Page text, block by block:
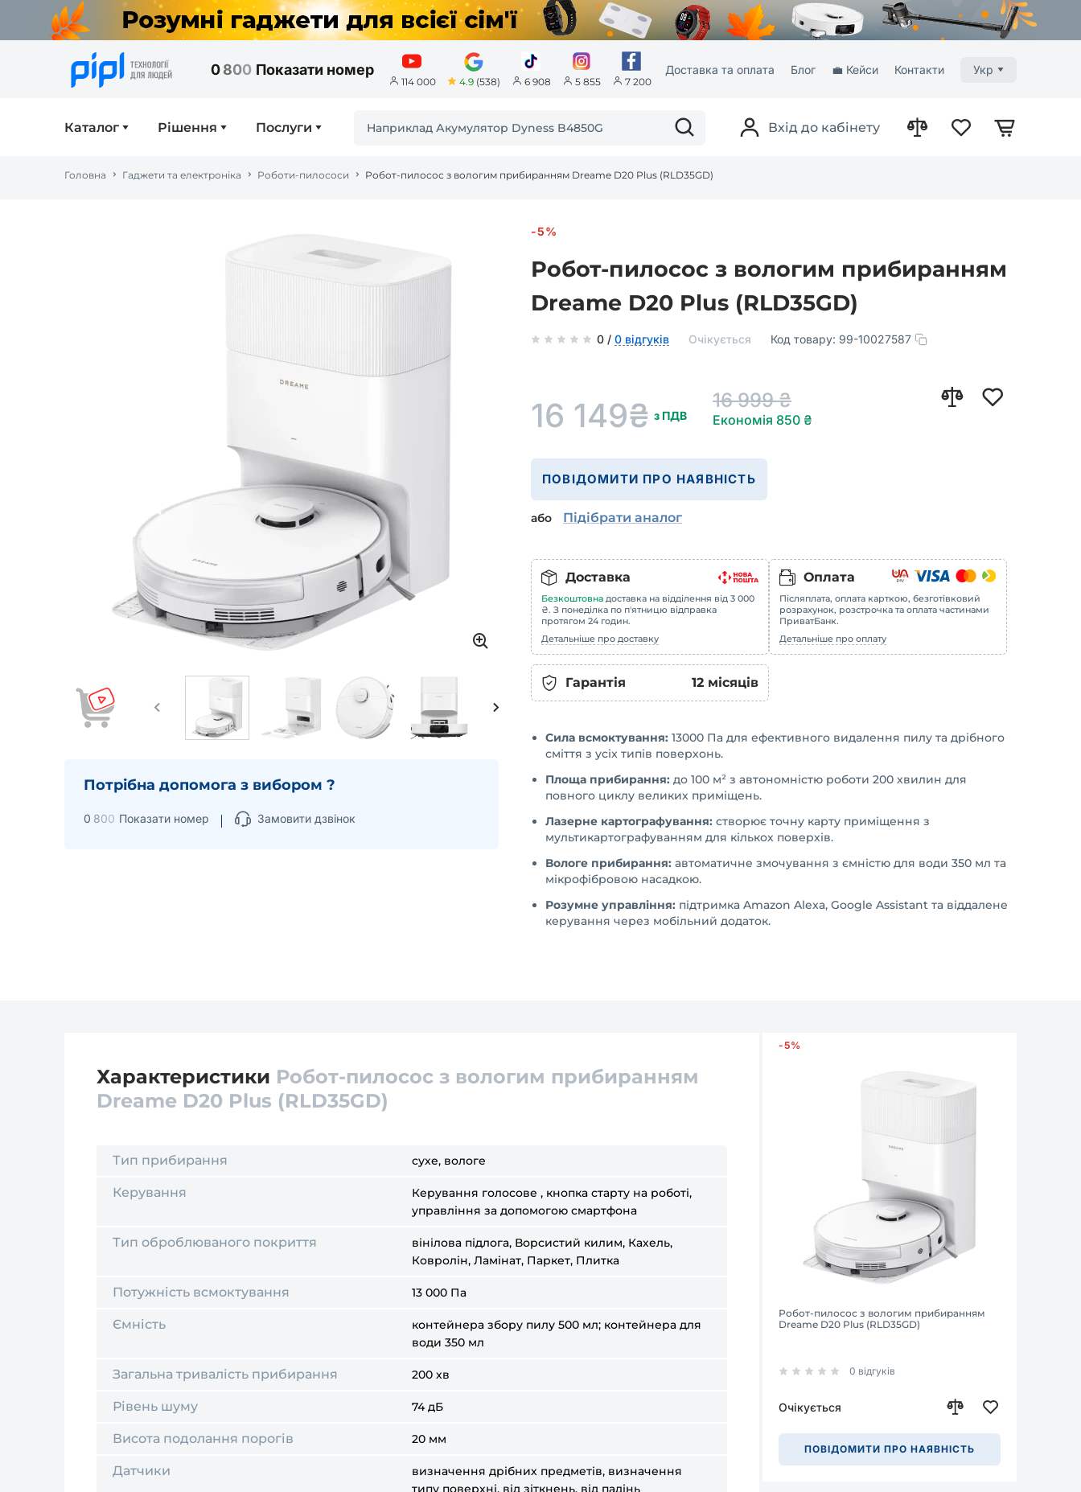
0800 Показати номер
114 000 4.9(538) 6 908 5 855 7 200
Доставка та оплата Блог 💼 Кейси Контакти Укр
Каталог Рішення Послуги Вхід до кабінету
Головна Гаджети та електроніка Роботи-пилососи Робот-пилосос з вологим прибиранням Dreame D20 Plus (RLD35GD)
Потрібна допомога з вибором ?
0 800 Показати номер Замовити дзвінок
-5%
Робот-пилосос з вологим прибиранням
Dreame D20 Plus (RLD35GD)
0 / 0 відгуків Очікується Код товару: 99-10027587
16 999₴
Економія 850 ₴
16 149₴ з ПДВ
ПОВІДОМИТИ ПРО НАЯВНІСТЬ
або Підібрати аналог
Доставка
Безкоштовна доставка на відділення від 3 000
₴. З понеділка по п'ятницю відправка
протягом 24 годин.
Детальніше про доставку
Оплата
Післяплата, оплата карткою, безготівковий
розрахунок, розстрочка та оплата частинами
ПриватБанк.
Детальніше про оплату
Гарантія 12 місяців
Сила всмоктування: 13000 Па для ефективного видалення пилу та дрібного
сміття з усіх типів поверхонь.
Площа прибирання: до 100 м² з автономністю роботи 200 хвилин для
повного циклу великих приміщень.
Лазерне картографування: створює точну карту приміщення з
мультикартографуванням для кількох поверхів.
Вологе прибирання: автоматичне змочування з ємністю для води 350 мл та
мікрофібровою насадкою.
Розумне управління: підтримка Amazon Alexa, Google Assistant та віддалене
керування через мобільний додаток.
Характеристики Робот-пилосос з вологим прибиранням
Dreame D20 Plus (RLD35GD)
Тип прибирання сухе, вологе
Керування
Керування голосове , кнопка старту на роботі,
управління за допомогою смартфона
Тип оброблюваного покриття
вінілова підлога, Ворсистий килим, Кахель,
Ковролін, Ламінат, Паркет, Плитка
Потужність всмоктування 13 000 Па
Ємність
контейнера збору пилу 500 мл; контейнера для
води 350 мл
Загальна тривалість прибирання 200 хв
Рівень шуму 74 дБ
Висота подолання порогів 20 мм
Датчики
визначення дрібних предметів, визначення
типу поверхні, від зіткнень, від падінь
-5%
Робот-пилосос з вологим прибиранням
Dreame D20 Plus (RLD35GD)
0 відгуків
Очікується
ПОВІДОМИТИ ПРО НАЯВНІСТЬ